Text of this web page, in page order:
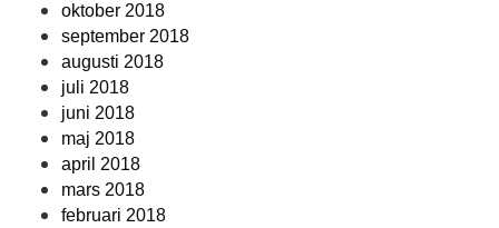
oktober 2018
september 2018
augusti 2018
juli 2018
juni 2018
maj 2018
april 2018
mars 2018
februari 2018